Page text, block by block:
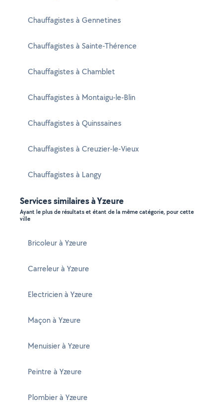
Chauffagistes à Gennetines
Chauffagistes à Sainte-Thérence
Chauffagistes à Chamblet
Chauffagistes à Montaigu-le-Blin
Chauffagistes à Quinssaines
Chauffagistes à Creuzier-le-Vieux
Chauffagistes à Langy
Services similaires à Yzeure
Ayant le plus de résultats et étant de la même catégorie, pour cette
ville
Bricoleur à Yzeure
Carreleur à Yzeure
Electricien à Yzeure
Maçon à Yzeure
Menuisier à Yzeure
Peintre à Yzeure
Plombier à Yzeure